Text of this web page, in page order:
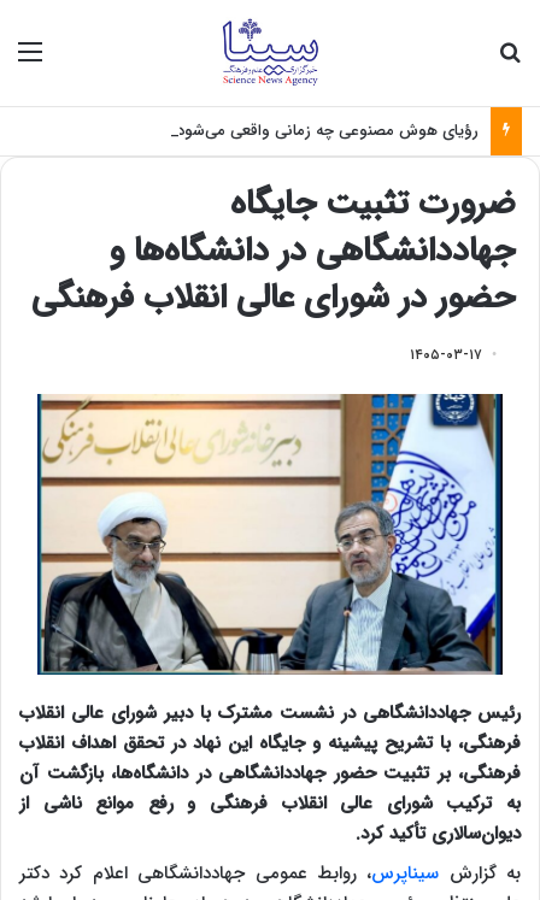
رؤیای هوش مصنوعی چه زمانی واقعی می‌شود؟
ضرورت تثبیت جایگاه
جهاددانشگاهی در دانشگاه‌ها و
حضور در شورای عالی انقلاب فرهنگی
۱۴۰۵-۰۳-۱۷
رئیس جهاددانشگاهی در نشست مشترک با دبیر شورای عالی انقلاب
فرهنگی، با تشریح پیشینه و جایگاه این نهاد در تحقق اهداف انقلاب
فرهنگی، بر تثبیت حضور جهاددانشگاهی در دانشگاه‌ها، بازگشت آن
به ترکیب شورای عالی انقلاب فرهنگی و رفع موانع ناشی از
دیوان‌سالاری تأکید کرد.
به گزارش سیناپرس، روابط عمومی جهاددانشگاهی اعلام کرد دکتر